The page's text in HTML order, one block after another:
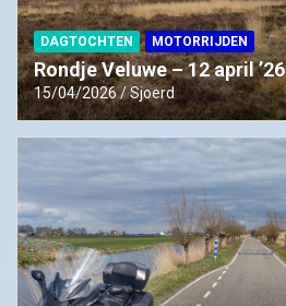
DAGTOCHTEN MOTORRIJDEN
Rondje Veluwe – 12 april ’26
15/04/2026 Sjoerd